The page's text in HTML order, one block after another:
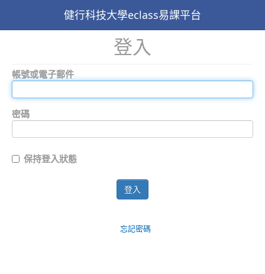
健行科技大學eclass易課平台
登入
帳號或電子郵件
密碼
保持登入狀態
登入
忘記密碼